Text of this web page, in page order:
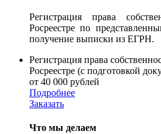
Регистрация права
Росреестре по
получение выписки из ЕГРН.
Регистрация права
Росреестре (с подготовкой
от 40 000 рублей
Подробнее
Заказать
Что мы делаем